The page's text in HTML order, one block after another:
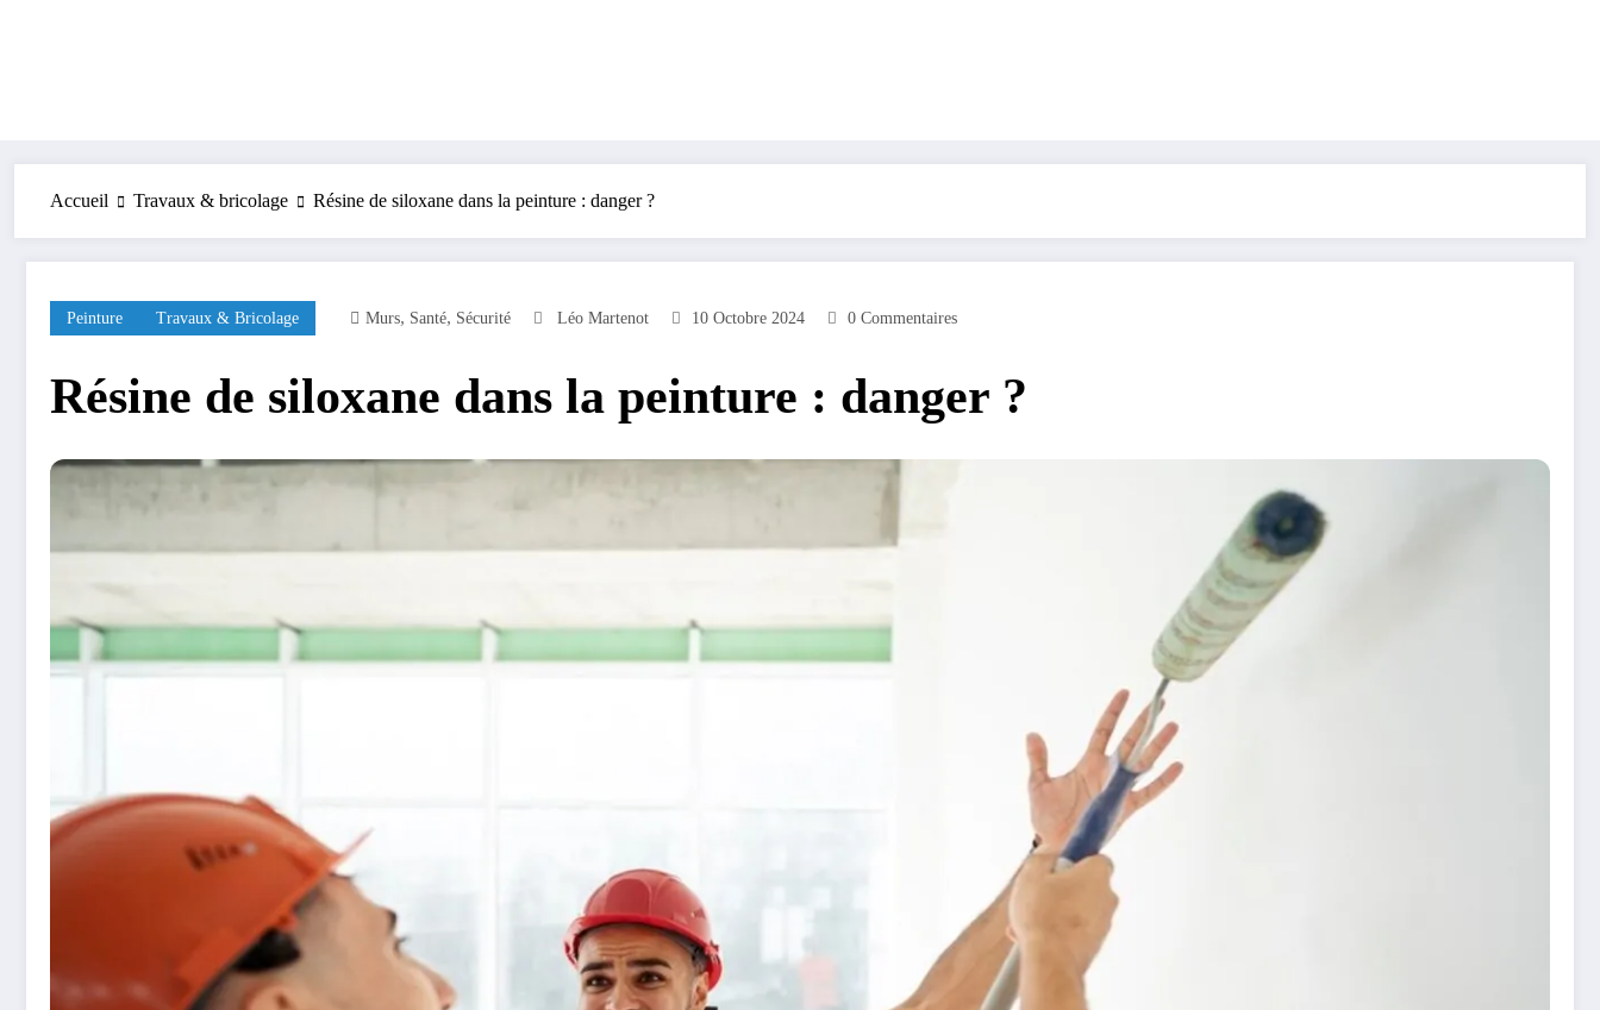
Accueil Travaux & bricolage Résine de siloxane dans la peinture : danger ?
Peinture Travaux & Bricolage Murs, Santé, Sécurité Léo Martenot 10 Octobre 2024 0 Commentaires
Résine de siloxane dans la peinture : danger ?